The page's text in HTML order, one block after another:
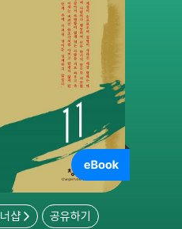
샵 공유하기